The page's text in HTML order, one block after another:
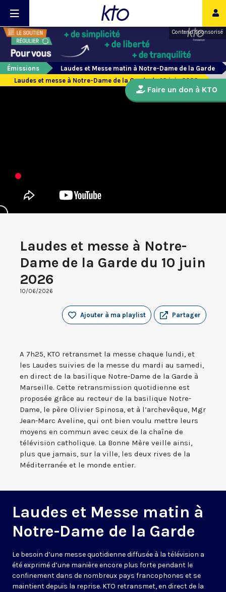
Contenu sponsorisé
Émissions
Laudes et Messe matin à Notre-Dame de la Garde
Laudes et messe à Notre-Dame de la Garde du 10 juin 2026
Laudes et messe à Notre-
Dame de la Garde du 10 juin
2026
10/06/2026
Partager
Ajouter à ma playlist
A 7h25, KTO retransmet la messe chaque lundi, et
les Laudes suivies de la messe du mardi au samedi,
en direct de la basilique Notre-Dame de la Garde à
Marseille. Cette retransmission quotidienne est
proposée grâce au recteur de la basilique Notre-
Dame, le père Olivier Spinosa, et à l’archevêque, Mgr
Jean-Marc Aveline, qui ont bien voulu mettre leurs
moyens en commun avec ceux de la chaîne de
télévision catholique. La Bonne Mère veille ainsi,
plus que jamais, sur la ville, les deux rives de la
Méditerranée et le monde entier.
Laudes et Messe matin à
Notre-Dame de la Garde
Le besoin d’une messe quotidienne diffusée à la télévision a
été exprimé d’une manière encore plus forte pendant le
confinement dans de nombreux pays francophones et se
maintient depuis la reprise. KTO retransmet, en direct de la
Faire un don à KTO